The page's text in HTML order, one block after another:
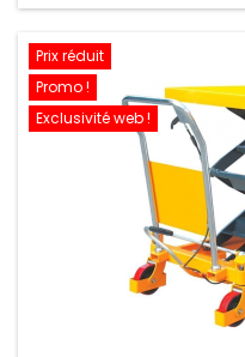
Prix réduit
Promo !
Exclusivité web !